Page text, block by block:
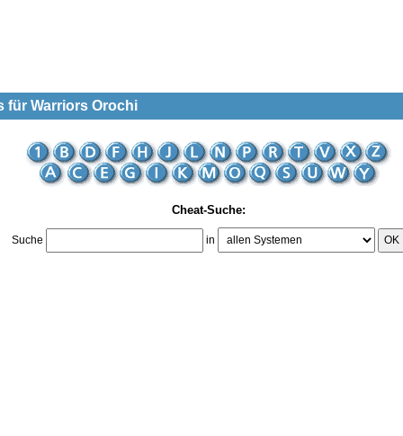
für Warriors Orochi
Cheat-Suche:
Suche in OK